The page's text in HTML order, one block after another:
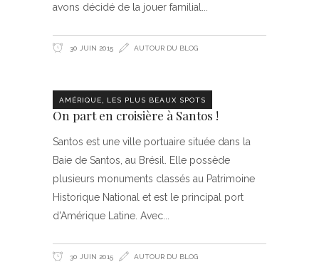
avons décidé de la jouer familial
30 JUIN 2015 AUTOUR DU BLOG
AMÉRIQUE, LES PLUS BEAUX SPOTS
On part en croisière à Santos !
Santos est une ville portuaire située dans la
Baie de Santos, au Brésil. Elle possède
plusieurs monuments classés au Patrimoine
Historique National et est le principal port
d'Amérique Latine. Avec
30 JUIN 2015 AUTOUR DU BLOG